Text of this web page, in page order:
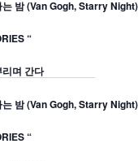
밤 (Van Gogh, Starry Night)
“
며 간다
밤 (Van Gogh, Starry Night)
“